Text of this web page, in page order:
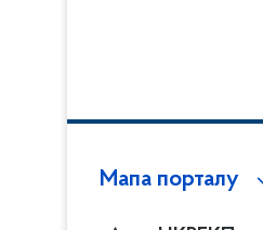
Мапа порталу